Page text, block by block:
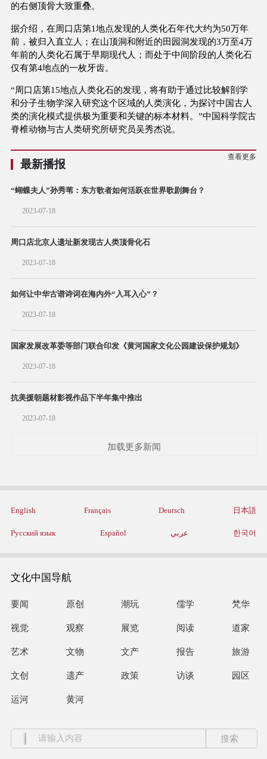
的右侧顶骨大致重叠。
据介绍，在周口店第1地点发现的人类化石年代大约为50万年
前，被归入直立人；在山顶洞和附近的田园洞发现的3万至4万
年前的人类化石属于早期现代人；而处于中间阶段的人类化石
仅有第4地点的一枚牙齿。
“周口店第15地点人类化石的发现，将有助于通过比较解剖学
和分子生物学深入研究这个区域的人类演化，为探讨中国古人
类的演化模式提供极为重要和关键的标本材料。”中国科学院古
脊椎动物与古人类研究所研究员吴秀杰说。
最新播报
查看更多
“蝴蝶夫人”孙秀苇：东方歌者如何活跃在世界歌剧舞台？
2023-07-18
周口店北京人遗址新发现古人类顶骨化石
2023-07-18
如何让中华古谱诗词在海内外“入耳入心”？
2023-07-18
国家发展改革委等部门联合印发《黄河国家文化公园建设保护规划》
2023-07-18
抗美援朝题材影视作品下半年集中推出
2023-07-18
加载更多新闻
English Français Deutsch 日本語
Русский язык Español عربي 한국어
文化中国导航
要闻 原创 潮玩 儒学 梵华
视觉 观察 展览 阅读 道家
艺术 文物 文产 报告 旅游
文创 遗产 政策 访谈 园区
运河 黄河